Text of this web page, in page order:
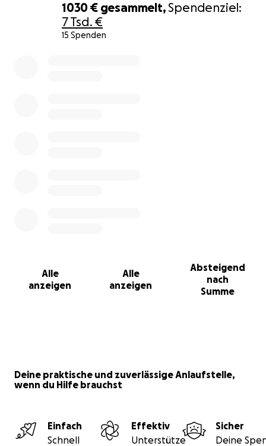
1030 € gesammelt,Spendenziel:
7 Tsd. €
15 Spenden
Alle
anzeigen
Alle
anzeigen
Absteigend
nach
Summe
Deine praktische und zuverlässige Anlaufstelle,
wenn du Hilfe brauchst
Einfach
Schnell
Effektiv
Unterstütze
Sicher
Deine